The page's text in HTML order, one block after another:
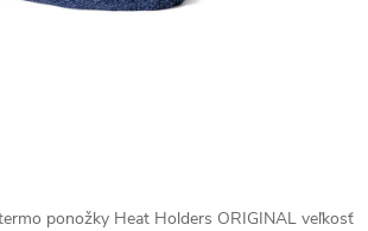
ponožky Heat Holders ORIGINAL veľkosť